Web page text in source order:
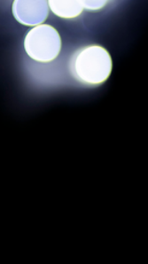
AI Képzési Adatok